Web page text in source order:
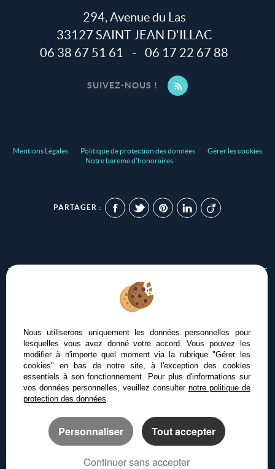
294, Avenue du Las
33127 SAINT JEAN D'ILLAC
06 38 67 51 61
- 06 17 22 67 88
SUIVEZ-NOUS !
Mentions Légales Politique de protection des données
Gérer les cookies
Notre barème d'honoraires
PARTAGER :
Afin de vous offrir un confort de lecture permanent, depuis
s’adapte automatiquement aux différents types d'écrans
Logiciel immobilier Adapt Immo
Nous utiliserons uniquement les données personnelles pour
lesquelles vous avez donné votre accord. Vous pouvez les
modifier à n'importe quel moment via la rubrique "Gérer les
cookies" en bas de notre site, à l'exception des cookies
essentiels à son fonctionnement. Pour plus d'informations sur
vos données personnelles, veuillez consulter notre politique de
protection des données.
Personnaliser Tout accepter
Continuer sans accepter